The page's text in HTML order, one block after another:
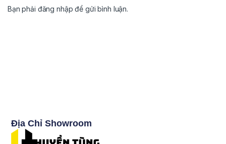
Bạn phải đăng nhập để gửi bình luận.
Địa Chỉ Showroom